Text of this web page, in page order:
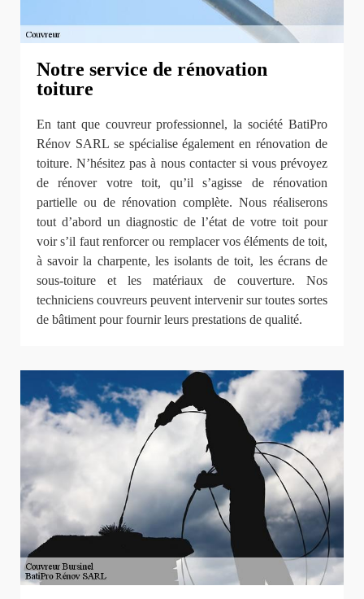
Notre service de rénovation
toiture
En tant que couvreur professionnel, la société BatiPro
Rénov SARL se spécialise également en rénovation de
toiture. N’hésitez pas à nous contacter si vous prévoyez
de rénover votre toit, qu’il s’agisse de rénovation
partielle ou de rénovation complète. Nous réaliserons
tout d’abord un diagnostic de l’état de votre toit pour
voir s’il faut renforcer ou remplacer vos éléments de toit,
à savoir la charpente, les isolants de toit, les écrans de
sous-toiture et les matériaux de couverture. Nos
techniciens couvreurs peuvent intervenir sur toutes sortes
de bâtiment pour fournir leurs prestations de qualité.